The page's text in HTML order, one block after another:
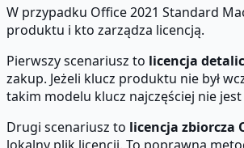
W przypadku Office 2021 Standard
produktu i kto zarządza licencją.
Pierwszy scenariusz to licencja
zakup. Jeżeli klucz produktu nie był
takim modelu klucz najczęściej nie
Drugi scenariusz to licencja zbiorcza
lokalny plik licencji. To poprawna